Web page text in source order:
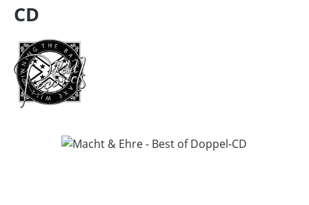
CD
Bildergalerie überspringen